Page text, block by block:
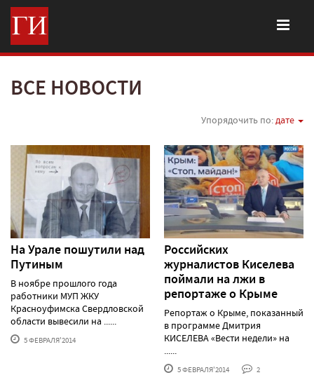
ВСЕ НОВОСТИ
Упорядочить по:дате
На Урале пошутили над
Путиным
В ноябре прошлого года
работники МУП ЖКУ
Красноуфимска Свердловской
области вывесили на ......
5 ФЕВРАЛЯ'2014
Российских
журналистов Киселева
поймали на лжи в
репортаже о Крыме
Репортаж о Крыме, показанный
в программе Дмитрия
КИСЕЛЕВА «Вести недели» на
......
5 ФЕВРАЛЯ'2014 2